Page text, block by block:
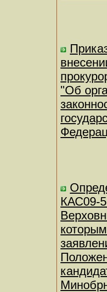
"Об
КАС09-